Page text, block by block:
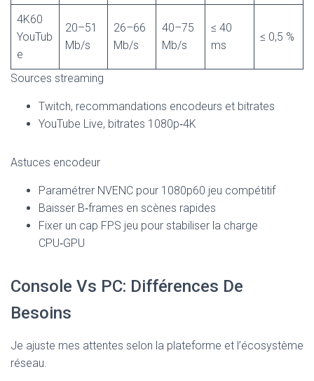
4K60
YouTub
e
20–51
Mb/s
26–66
Mb/s
40–75
Mb/s
≤ 40
ms
≤ 0,5 %
Sources streaming
Twitch, recommandations encodeurs et bitrates
YouTube Live, bitrates 1080p‑4K
Astuces encodeur
Paramétrer NVENC pour 1080p60 jeu compétitif
Baisser B‑frames en scènes rapides
Fixer un cap FPS jeu pour stabiliser la charge
CPU‑GPU
Console Vs PC: Différences De
Besoins
Je ajuste mes attentes selon la plateforme et l’écosystème
réseau.